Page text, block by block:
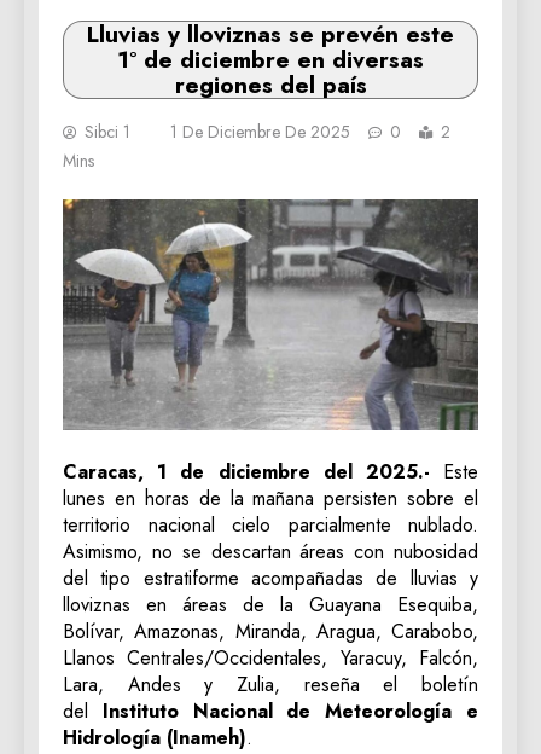
Lluvias y lloviznas se prevén este
1° de diciembre en diversas
regiones del país
Sibci 1 1 De Diciembre De 2025 0
2
Mins
Caracas, 1 de diciembre del 2025.- Este
lunes en horas de la mañana persisten sobre el
territorio nacional cielo parcialmente nublado.
Asimismo, no se descartan áreas con nubosidad
del tipo estratiforme acompañadas de lluvias y
lloviznas en áreas de la Guayana Esequiba,
Bolívar, Amazonas, Miranda, Aragua, Carabobo,
Llanos Centrales/Occidentales, Yaracuy, Falcón,
Lara, Andes y Zulia, reseña el boletín
del Instituto Nacional de Meteorología e
Hidrología (Inameh).